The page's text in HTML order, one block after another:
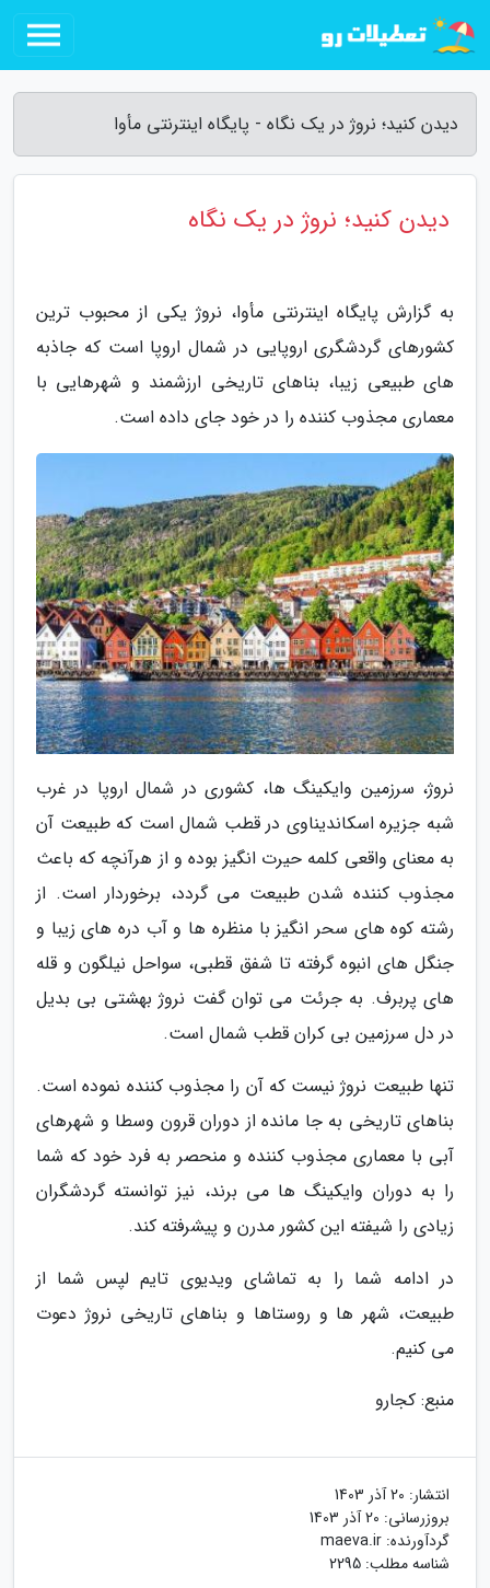
دیدن کنید؛ نروژ در یک نگاه - پایگاه اینترنتی مأوا
دیدن کنید؛ نروژ در یک نگاه
به گزارش پایگاه اینترنتی مأوا، نروژ یکی از محبوب ترین
کشورهای گردشگری اروپایی در شمال اروپا است که جاذبه
های طبیعی زیبا، بناهای تاریخی ارزشمند و شهرهایی با
معماری مجذوب کننده را در خود جای داده است.
نروژ، سرزمین وایکینگ ها، کشوری در شمال اروپا در غرب
شبه جزیره اسکاندیناوی در قطب شمال است که طبیعت آن
به معنای واقعی کلمه حیرت انگیز بوده و از هرآنچه که باعث
مجذوب کننده شدن طبیعت می گردد، برخوردار است. از
رشته کوه های سحر انگیز با منظره ها و آب دره های زیبا و
جنگل های انبوه گرفته تا شفق قطبی، سواحل نیلگون و قله
های پربرف. به جرئت می توان گفت نروژ بهشتی بی بدیل
در دل سرزمین بی کران قطب شمال است.
تنها طبیعت نروژ نیست که آن را مجذوب کننده نموده است.
بناهای تاریخی به جا مانده از دوران قرون وسطا و شهرهای
آبی با معماری مجذوب کننده و منحصر به فرد خود که شما
را به دوران وایکینگ ها می برند، نیز توانسته گردشگران
زیادی را شیفته این کشور مدرن و پیشرفته کند.
در ادامه شما را به تماشای ویدیوی تایم لپس شما از
طبیعت، شهر ها و روستاها و بناهای تاریخی نروژ دعوت
می کنیم.
منبع: کجارو
انتشار: 20 آذر 1403
بروزرسانی: 20 آذر 1403
گردآورنده: maeva.ir
شناسه مطلب: 2295